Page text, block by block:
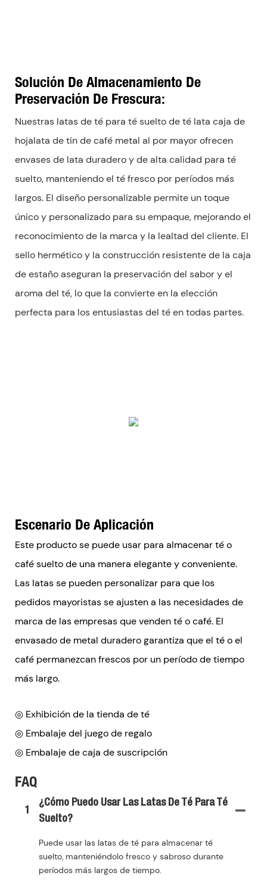
Solución De Almacenamiento De
Preservación De Frescura:
Nuestras latas de té para té suelto de té lata caja de
hojalata de tin de café metal al por mayor ofrecen
envases de lata duradero y de alta calidad para té
suelto, manteniendo el té fresco por períodos más
largos. El diseño personalizable permite un toque
único y personalizado para su empaque, mejorando el
reconocimiento de la marca y la lealtad del cliente. El
sello hermético y la construcción resistente de la caja
de estaño aseguran la preservación del sabor y el
aroma del té, lo que la convierte en la elección
perfecta para los entusiastas del té en todas partes.
Escenario De Aplicación
Este producto se puede usar para almacenar té o
café suelto de una manera elegante y conveniente.
Las latas se pueden personalizar para que los
pedidos mayoristas se ajusten a las necesidades de
marca de las empresas que venden té o café. El
envasado de metal duradero garantiza que el té o el
café permanezcan frescos por un período de tiempo
más largo.
◎ Exhibición de la tienda de té
◎ Embalaje del juego de regalo
◎ Embalaje de caja de suscripción
FAQ
1
¿Cómo Puedo Usar Las Latas De Té Para Té
Suelto?
Puede usar las latas de té para almacenar té
suelto, manteniéndolo fresco y sabroso durante
períodos más largos de tiempo.